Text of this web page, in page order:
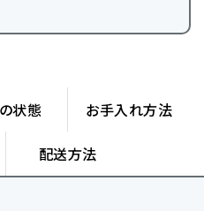
状態 お手入れ方法
配送方法